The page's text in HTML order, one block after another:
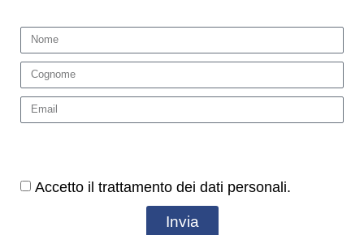
Accetto il trattamento dei dati personali.
Invia